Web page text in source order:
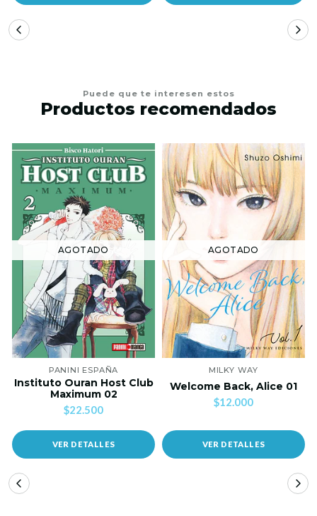
Puede que te interesen estos
Productos recomendados
AGOTADO
PANINI ESPAÑA
Instituto Ouran Host Club
Maximum 02
$22.500
VER DETALLES
AGOTADO
MILKY WAY
Welcome Back, Alice 01
$12.000
VER DETALLES